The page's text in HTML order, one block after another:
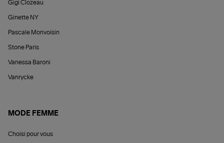
Gigi Clozeau
Ginette NY
Pascale Monvoisin
Stone Paris
Vanessa Baroni
Vanrycke
MODE FEMME
Choisi pour vous